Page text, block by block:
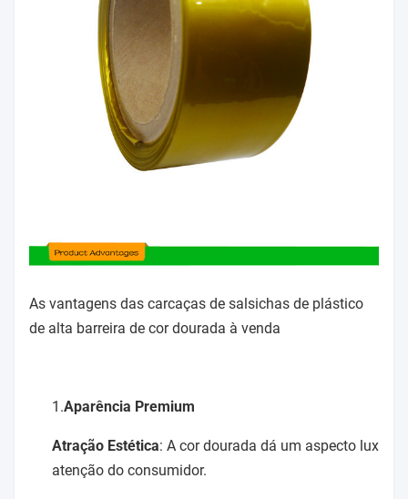
As vantagens das carcaças de salsichas de plástico
de alta barreira de cor dourada à venda
1.Aparência Premium
Atração Estética: A cor dourada dá um aspecto
atenção do consumidor.